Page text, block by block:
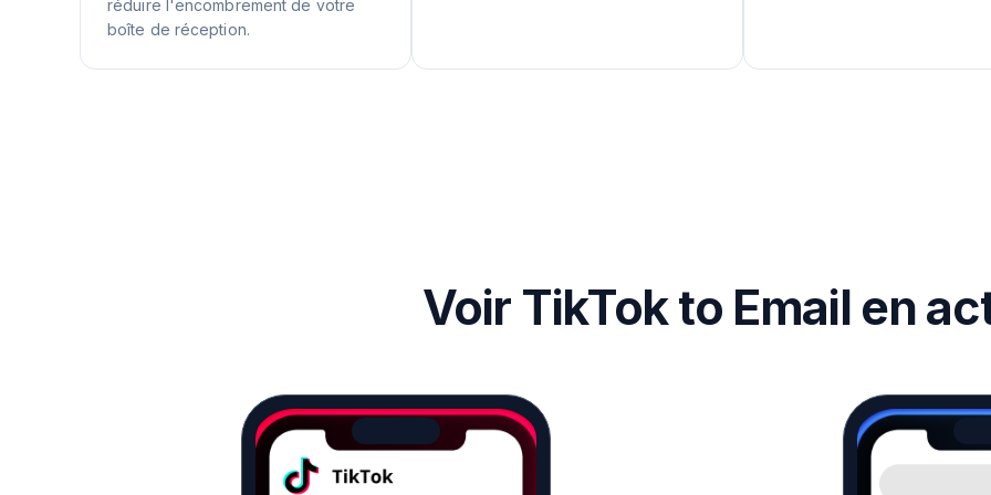
réduire l'encombrement de votre
boîte de réception.
Voir TikTok to Email en